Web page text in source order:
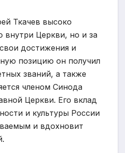
Ткачев высоко
внутри Церкви, но и за
достижения и
позицию он получил
званий, а также
членом Синода
Церкви. Его вклад
и культуры России
и вдохновит